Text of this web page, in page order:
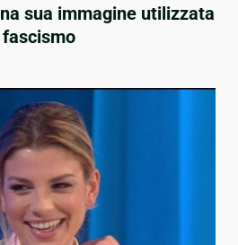
sua immagine utilizzata